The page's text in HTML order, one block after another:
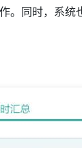
。同时，系